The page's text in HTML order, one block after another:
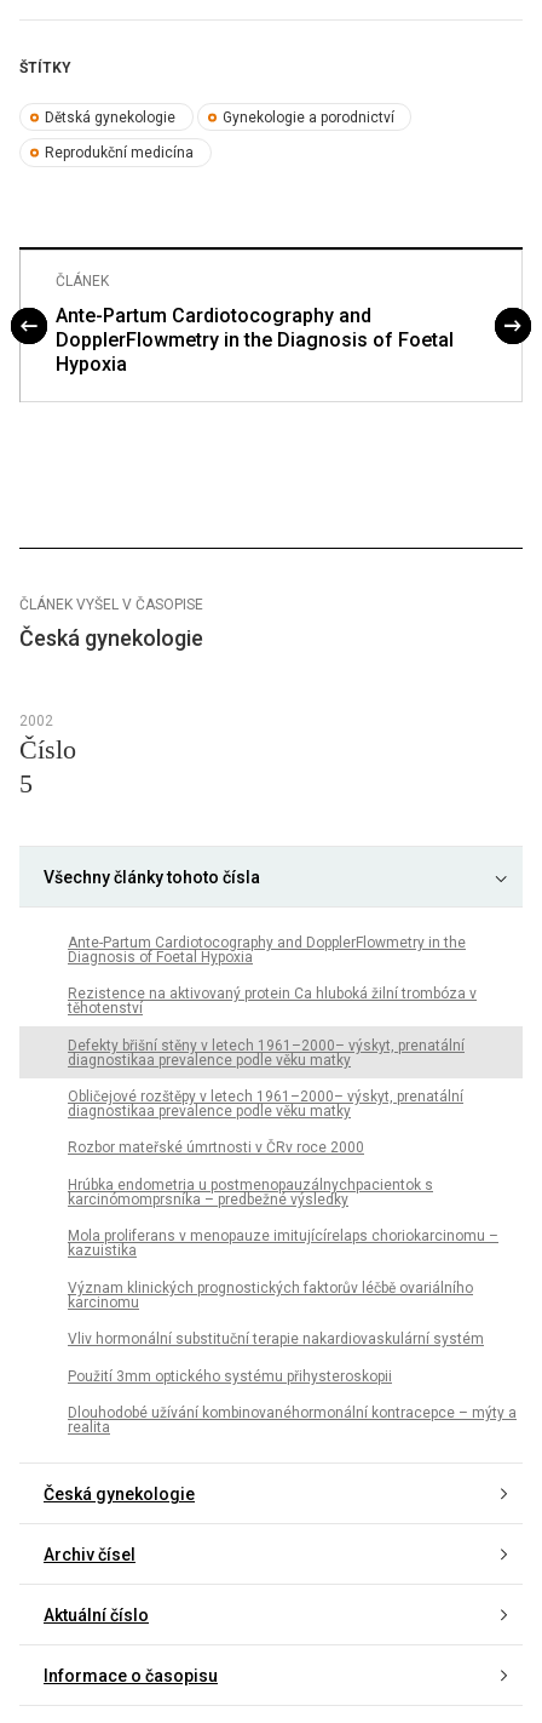
ŠTÍTKY
Dětská gynekologie Gynekologie a porodnictví
Reprodukční medicína
ČLÁNEK
Ante-Partum Cardiotocography and
DopplerFlowmetry in the Diagnosis of Foetal
Hypoxia
ČLÁNEK VYŠEL V ČASOPISE
Česká gynekologie
2002
Číslo
5
Všechny články tohoto čísla
Ante-Partum Cardiotocography and DopplerFlowmetry in the
Diagnosis of Foetal Hypoxia
Rezistence na aktivovaný protein Ca hluboká žilní trombóza v
těhotenství
Defekty břišní stěny v letech 1961–2000– výskyt, prenatální
diagnostikaa prevalence podle věku matky
Obličejové rozštěpy v letech 1961–2000– výskyt, prenatální
diagnostikaa prevalence podle věku matky
Rozbor mateřské úmrtnosti v ČRv roce 2000
Hrúbka endometria u postmenopauzálnychpacientok s
karcinómomprsníka – predbežné výsledky
Mola proliferans v menopauze imitujícírelaps choriokarcinomu –
kazuistika
Význam klinických prognostických faktorův léčbě ovariálního
karcinomu
Vliv hormonální substituční terapie nakardiovaskulární systém
Použití 3mm optického systému přihysteroskopii
Dlouhodobé užívání kombinovanéhormonální kontracepce – mýty a
realita
Česká gynekologie
Archiv čísel
Aktuální číslo
Informace o časopisu